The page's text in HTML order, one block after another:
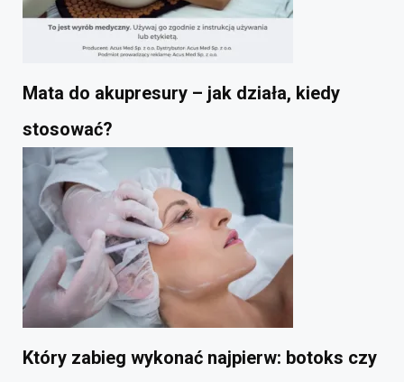
Mata do akupresury – jak działa, kiedy
stosować?
Który zabieg wykonać najpierw: botoks czy